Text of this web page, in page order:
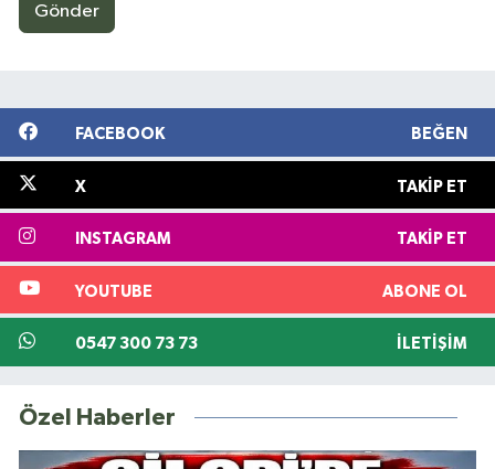
Gönder
FACEBOOK BEĞEN
X TAKIP ET
INSTAGRAM TAKIP ET
YOUTUBE ABONE OL
0547 300 73 73 İLETIŞIM
Özel Haberler